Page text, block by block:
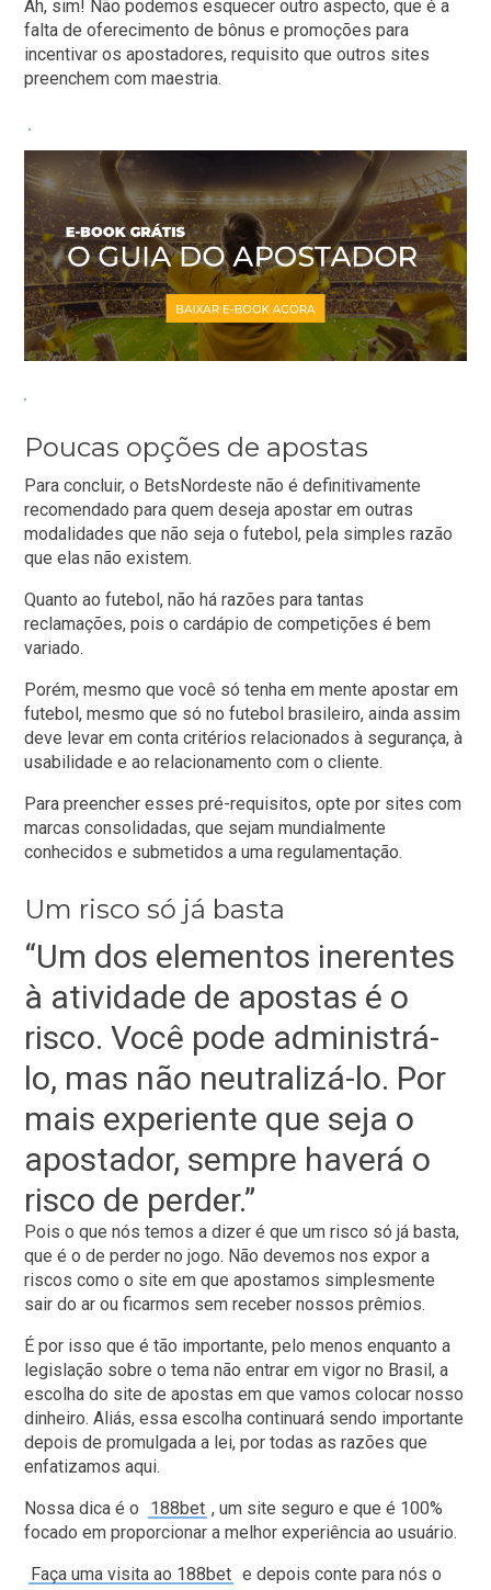
Ah, sim! Não podemos esquecer outro aspecto, que é a
falta de oferecimento de bônus e promoções para
incentivar os apostadores, requisito que outros sites
preenchem com maestria.
Poucas opções de apostas
Para concluir, o BetsNordeste não é definitivamente
recomendado para quem deseja apostar em outras
modalidades que não seja o futebol, pela simples razão
que elas não existem.
Quanto ao futebol, não há razões para tantas
reclamações, pois o cardápio de competições é bem
variado.
Porém, mesmo que você só tenha em mente apostar em
futebol, mesmo que só no futebol brasileiro, ainda assim
deve levar em conta critérios relacionados à segurança, à
usabilidade e ao relacionamento com o cliente.
Para preencher esses pré-requisitos, opte por sites com
marcas consolidadas, que sejam mundialmente
conhecidos e submetidos a uma regulamentação.
Um risco só já basta
“Um dos elementos inerentes
à atividade de apostas é o
risco. Você pode administrá-
lo, mas não neutralizá-lo. Por
mais experiente que seja o
apostador, sempre haverá o
risco de perder.”
Pois o que nós temos a dizer é que um risco só já basta,
que é o de perder no jogo. Não devemos nos expor a
riscos como o site em que apostamos simplesmente
sair do ar ou ficarmos sem receber nossos prêmios.
É por isso que é tão importante, pelo menos enquanto a
legislação sobre o tema não entrar em vigor no Brasil, a
escolha do site de apostas em que vamos colocar nosso
dinheiro. Aliás, essa escolha continuará sendo importante
depois de promulgada a lei, por todas as razões que
enfatizamos aqui.
Nossa dica é o
188bet , um site seguro e que é 100%
focado em proporcionar a melhor experiência ao usuário.
Faça uma visita ao 188bet e depois conte para nós o